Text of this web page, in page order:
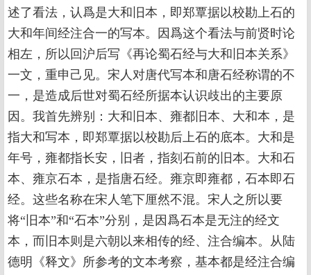
述了看法，认爲是大和旧本，即郑覃据以校勘上石的
大和年间经注合一的写本。因爲这个看法与前贤时论
相左，所以回沪后写《再论蜀石经与大和旧本关系》
一文，重申己见。宋人对唐代写本和唐石经称谓的不
一，是造成后世对蜀石经所据本认识歧出的主要原
因。我首先辨别：大和旧本、雍都旧本、大和本，是
指大和写本，即郑覃据以校勘后上石的底本。大和是
年号，雍都指长安，旧者，指刻石前的旧本。大和石
本、雍京石本，是指唐石经。雍京即雍都，石本即石
经。这些名称在宋人笔下厘然不混。宋人之所以要
将“旧本”和“石本”分别，是因爲石本是无注的经文
本，而旧本则是六朝以来相传的经、注合编本。从陆
德明《释文》所参考的文本考察，基本都是经注合编